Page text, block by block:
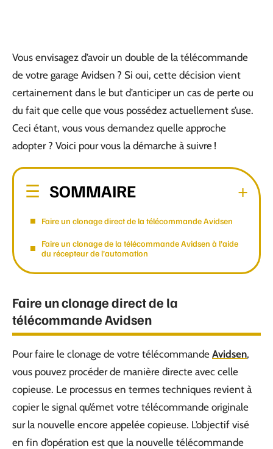
Vous envisagez d’avoir un double de la télécommande
de votre garage Avidsen ? Si oui, cette décision vient
certainement dans le but d’anticiper un cas de perte ou
du fait que celle que vous possédez actuellement s’use.
Ceci étant, vous vous demandez quelle approche
adopter ? Voici pour vous la démarche à suivre !
SOMMAIRE
Faire un clonage direct de la télécommande Avidsen
Faire un clonage de la télécommande Avidsen à l’aide
du récepteur de l’automation
Faire un clonage direct de la
télécommande Avidsen
Pour faire le clonage de votre télécommande Avidsen,
vous pouvez procéder de manière directe avec celle
copieuse. Le processus en termes techniques revient à
copier le signal qu’émet votre télécommande originale
sur la nouvelle encore appelée copieuse. L’objectif visé
en fin d’opération est que la nouvelle télécommande